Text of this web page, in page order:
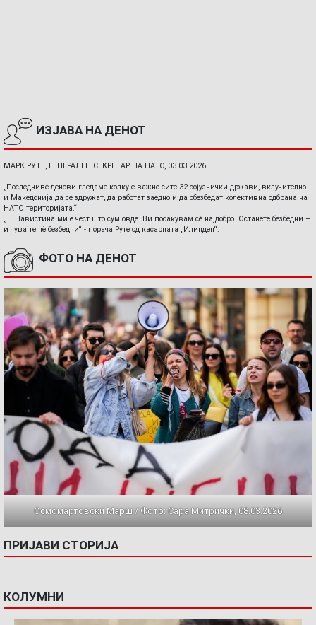
ИЗЈАВА НА ДЕНОТ
МАРК РУТЕ, ГЕНЕРАЛЕН СЕКРЕТАР НА НАТО, 03.03.2026
„Последниве денови гледаме колку е важно сите 32 сојузнички држави, вклучително
и Македонија да се здружат, да работат заедно и да обезбедат колективна одбрана на
НАТО територијата.“
„ ...Навистина ми е чест што сум овде. Ви посакувам сè најдобро. Останете безбедни –
и чувајте нè безбедни“ - порача Руте од касарната „Илинден“.
ФОТО НА ДЕНОТ
Осмомартовски Марш / Фото: Сара Митрички, 08.03.2026
ПРИЈАВИ СТОРИЈА
КОЛУМНИ